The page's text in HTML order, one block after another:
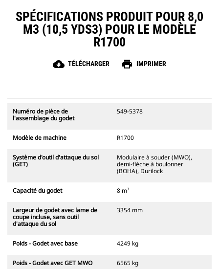
SPÉCIFICATIONS PRODUIT POUR 8,0
M3 (10,5 YDS3) POUR LE MODÈLE
R1700
cloud_download TÉLÉCHARGER print IMPRIMER
Numéro de pièce de
l'assemblage du godet
549-5378
Modèle de machine R1700
Système d'outil d'attaque du sol
(GET)
Modulaire à souder (MWO),
demi-flèche à boulonner
(BOHA), Durilock
Capacité du godet 8 m³
Largeur de godet avec lame de
coupe incluse, sans outil
d'attaque du sol
3354 mm
Poids - Godet avec base 4249 kg
Poids - Godet avec GET MWO 6565 kg